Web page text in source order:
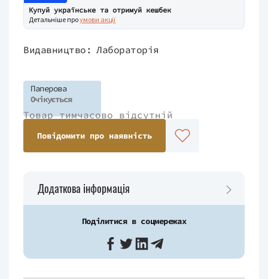
Купуй українське та отримуй кешбек
Детальніше проумови акції
Видавництво: Лабораторія
Паперова
Очікується
Товар тимчасово відсутній
Повідомити про наявність
Додаткова інформація
Поділитися в соцмережах